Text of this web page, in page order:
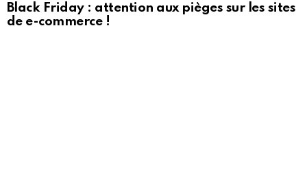
Black Friday : attention aux pièges sur les sites
de e-commerce !